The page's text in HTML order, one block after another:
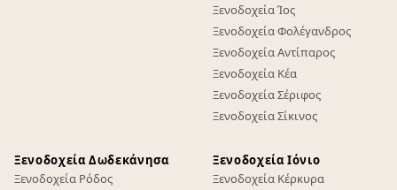
Ξενοδοχεία Ίος
Ξενοδοχεία Φολέγανδρος
Ξενοδοχεία Αντίπαρος
Ξενοδοχεία Κέα
Ξενοδοχεία Σέριφος
Ξενοδοχεία Σίκινος
Ξενοδοχεία Δωδεκάνησα
Ξενοδοχεία Ρόδος
Ξενοδοχεία Ιόνιο
Ξενοδοχεία Κέρκυρα